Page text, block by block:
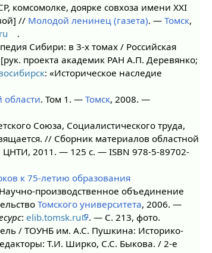
комсомолке, доярке совхоза имени XXI
// Молодой ленинец (газета). — Томск,
.
Сибири: в 3-х томах / Российская
проекта академик РАН А.П. Деревянко;
: «Историческое наследие
области. Том 1. — Томск, 2008. —
Союза, Социалистического труда,
// Сборник материалов областной
ЦНТИ, 2011. — 125 с. — ISBN 978-5-89702-
к 75-летию образования
производственное объединение
Томского университета, 2006. —
: elib.tomsk.ru
. — С. 213, фото.
/ ТОУНБ им. А.С. Пушкина: Историко-
Т.И. Ширко, С.С. Быкова. / 2-е